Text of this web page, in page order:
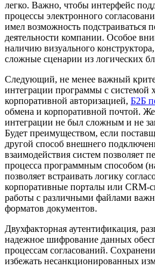
легко. Важно, чтобы интерфейс
процессы электронного
имел возможность подстраиваться
деятельности компании. Особое
наличию визуального
сложные сценарии из логических
Следующий, не менее важный
интеграции программы с системой
корпоративной авторизацией, Б2Б
обмена и корпоративной почтой.
интеграции не был сложным и не
Будет преимуществом, если
другой способ внешнего
взаимодействия систем позволяет
процесса программным способом
позволяет встраивать логику
корпоративные порталы или CRM-
работы с различными файлами
форматов документов.
Двухфакторная аутентификация,
надежное шифрование данных
процессам согласований.
избежать несанкционированных